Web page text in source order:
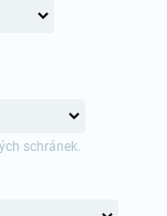
schránek.